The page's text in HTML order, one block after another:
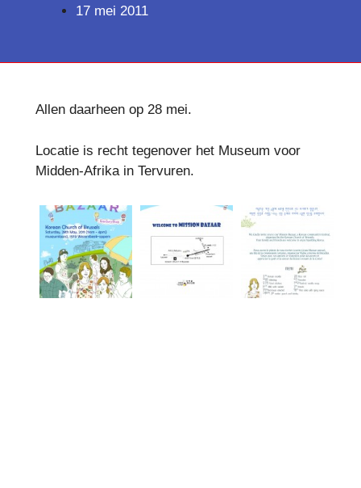
17 mei 2011
Allen daarheen op 28 mei.
Locatie is recht tegenover het Museum voor
Midden-Afrika in Tervuren.